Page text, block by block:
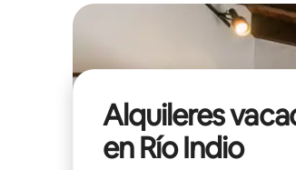
Alquileres
en Río Indio